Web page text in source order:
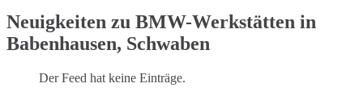
Neuigkeiten zu BMW-Werkstätten in
Babenhausen, Schwaben
Der Feed hat keine Einträge.